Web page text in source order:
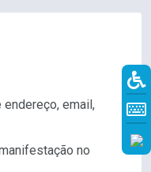
email,
no